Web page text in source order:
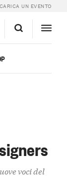
CARICA UN EVENTO
voci del